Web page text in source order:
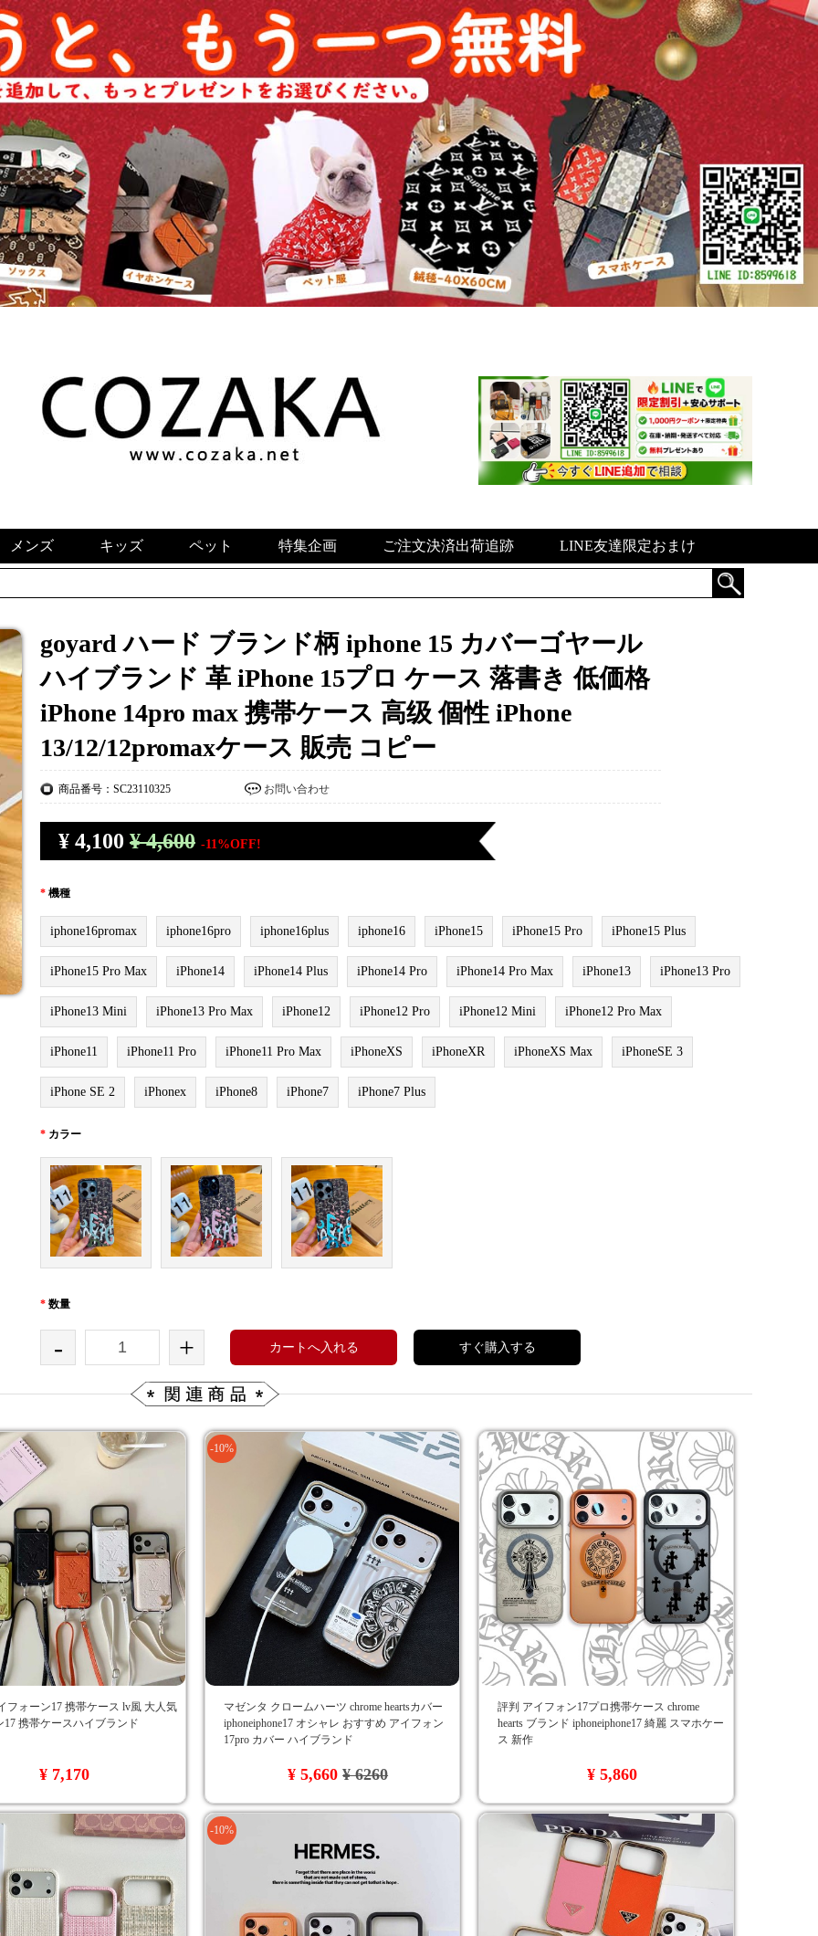
メンズ キッズ ペット 特集企画 ご注文決済出荷追跡 LINE友達限定おまけ
goyard ハード ブランド柄 iphone 15 カバーゴヤール
ハイブランド 革 iPhone 15プロ ケース 落書き 低価格
iPhone 14pro max 携帯ケース 高级 個性 iPhone
13/12/12promaxケース 販売 コピー
商品番号：SC23110325 お問い合わせ
¥ 4,100 ¥ 4,600 -11%OFF!
* 機種
iphone16promax iphone16pro iphone16plus iphone16 iPhone15 iPhone15 Pro iPhone15 Plus
iPhone15 Pro Max iPhone14 iPhone14 Plus iPhone14 Pro iPhone14 Pro Max iPhone13 iPhone13 Pro
iPhone13 Mini iPhone13 Pro Max iPhone12 iPhone12 Pro iPhone12 Mini iPhone12 Pro Max
iPhone11 iPhone11 Pro iPhone11 Pro Max iPhoneXS iPhoneXR iPhoneXS Max iPhoneSE 3
iPhone SE 2 iPhonex iPhone8 iPhone7 iPhone7 Plus
* カラー
* 数量
- + カートへ入れる すぐ購入する
フォーン17 携帯ケース lv風 大人気
17 携帯ケースハイブランド
¥ 7,170
-10%
マゼンタ クロームハーツ chrome heartsカバー
iphoneiphone17 オシャレ おすすめ アイフォン
17pro カバー ハイブランド
¥ 5,660¥ 6260
評判 アイフォン17プロ携帯ケース chrome
hearts ブランド iphoneiphone17 綺麗 スマホケー
ス 新作
¥ 5,860
-10%